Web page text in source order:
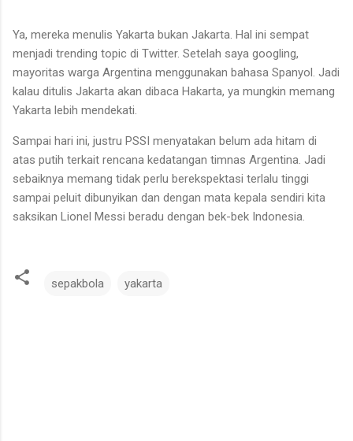
Ya, mereka menulis Yakarta bukan Jakarta. Hal ini sempat
menjadi trending topic di Twitter. Setelah saya googling,
mayoritas warga Argentina menggunakan bahasa Spanyol. Jadi
kalau ditulis Jakarta akan dibaca Hakarta, ya mungkin memang
Yakarta lebih mendekati.
Sampai hari ini, justru PSSI menyatakan belum ada hitam di
atas putih terkait rencana kedatangan timnas Argentina. Jadi
sebaiknya memang tidak perlu berekspektasi terlalu tinggi
sampai peluit dibunyikan dan dengan mata kepala sendiri kita
saksikan Lionel Messi beradu dengan bek-bek Indonesia.
sepakbola yakarta